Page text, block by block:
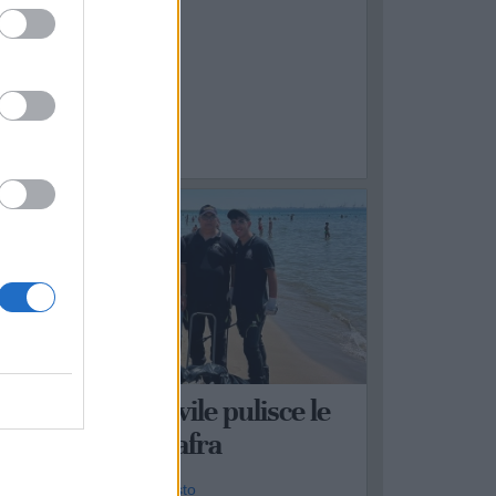
4
La Protezione Civile pulisce le
spiagge di Massafra
Redazione - dom 2 agosto